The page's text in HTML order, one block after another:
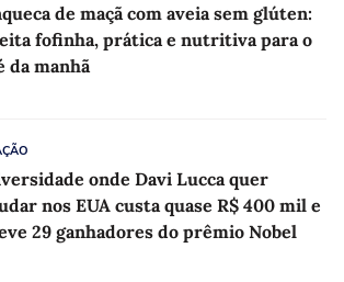
de maçã com aveia sem glúten:
fofinha, prática e nutritiva para o
da manhã
onde Davi Lucca quer
nos EUA custa quase R$ 400 mil e
29 ganhadores do prêmio Nobel